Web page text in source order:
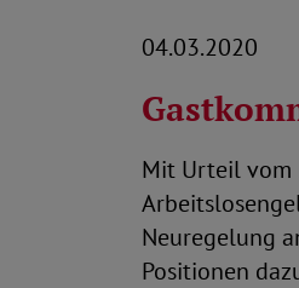
04.03.2020
Mit Urteil vom
Neuregelung
Positionen